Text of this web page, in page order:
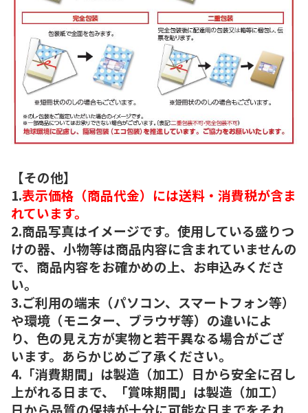
【その他】
1.表示価格（商品代金）には送料・消費税が含ま
れています。
2.商品写真はイメージです。使用している盛りつ
けの器、小物等は商品内容に含まれていませんの
で、商品内容をお確かめの上、お申込みくださ
い。
3.ご利用の端末（パソコン、スマートフォン等）
や環境（モニター、ブラウザ等）の違いによ
り、色の見え方が実物と若干異なる場合がござ
います。あらかじめご了承ください。
4.「消費期間」は製造（加工）日から安全に召し
上がれる日まで、「賞味期間」は製造（加工）